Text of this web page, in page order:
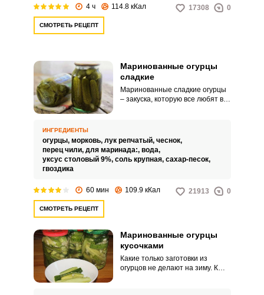
4 ч 114.8 кКал 17308 0
СМОТРЕТЬ РЕЦЕПТ
Маринованные огурцы
сладкие
Маринованные сладкие огурцы
– закуска, которую все любят в
одновременно острые.
ИНГРЕДИЕНТЫ
огурцы, морковь, лук репчатый, чеснок,
перец чили, для маринада:, вода,
уксус столовый 9%, соль крупная, сахар-песок,
гвоздика
60 мин 109.9 кКал 21913 0
СМОТРЕТЬ РЕЦЕПТ
Маринованные огурцы
кусочками
Какие только заготовки из
огурцов не делают на зиму. К